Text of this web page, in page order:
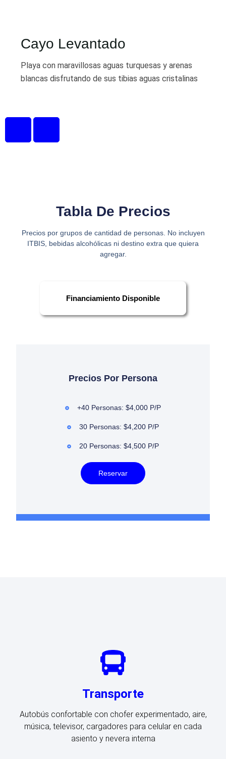
Cayo Levantado
Playa con maravillosas aguas turquesas y arenas
blancas disfrutando de sus tibias aguas cristalinas
Tabla De Precios
Precios por grupos de cantidad de personas. No incluyen
ITBIS, bebidas alcohólicas ni destino extra que quiera
agregar.
Financiamiento Disponible
Precios Por Persona
+40 Personas: $4,000 P/P
30 Personas: $4,200 P/P
20 Personas: $4,500 P/P
Reservar
Transporte
Autobús confortable con chofer experimentado, aire,
música, televisor, cargadores para celular en cada
asiento y nevera interna